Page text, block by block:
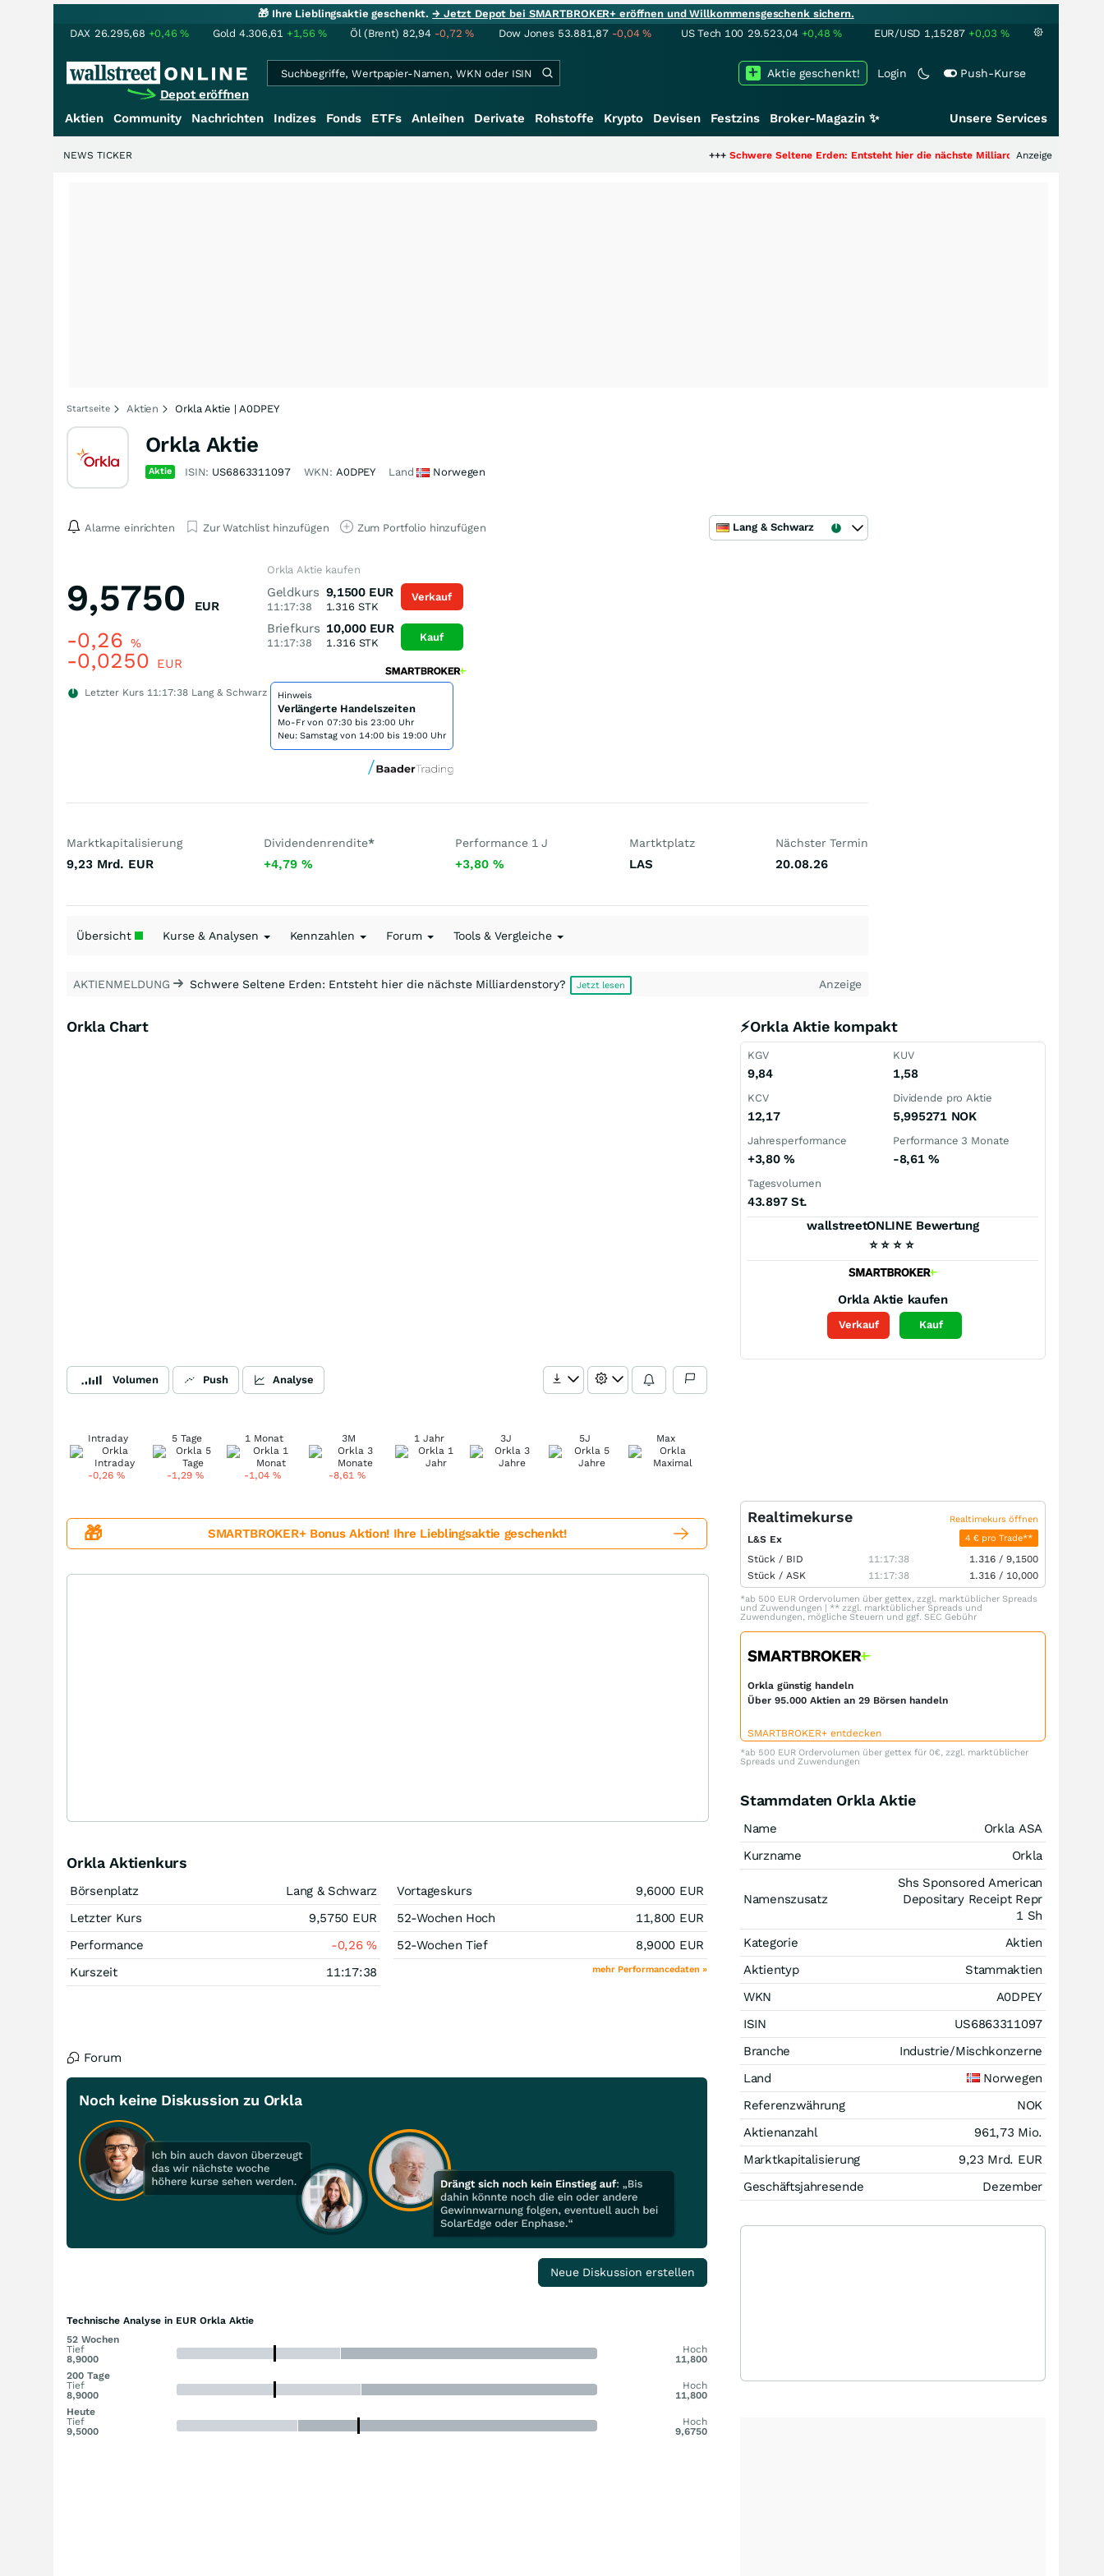
🎁 Ihre Lieblingsaktie geschenkt.→ Jetzt Depot bei SMARTBROKER+ eröffnen und Willkommensgeschenk sichern.
DAX 26.295,68 +0,46% Gold 4.306,61 +1,56% Öl (Brent) 82,94 -0,72% Dow Jones 53.881,87 -0,04% US Tech 100 29.523,04 +0,48% EUR/USD 1,15287 +0,03 %
Depot eröffnen
Login Push-Kurse
Aktie geschenkt!
Aktien Community Nachrichten Indizes Fonds ETFs Anleihen Derivate Rohstoffe Krypto Devisen Festzins Broker-Magazin ✨ Unsere Services
Schwere Seltene Erden: Entsteht hier die nächste Milliardenstory?+++
Anzeige
NEWS TICKER
Startseite Aktien Orkla Aktie | A0DPEY
Orkla Aktie
Aktie ISIN: US6863311097 WKN: A0DPEY Land Norwegen
Alarme einrichten Zur Watchlist hinzufügen Zum Portfolio hinzufügen Lang & Schwarz
9,5750 EUR
-0,26 %
-0,0250 EUR
Letzter Kurs 11:17:38 Lang & Schwarz
Orkla Aktie kaufen
Geldkurs
11:17:38
9,1500 EUR
1.316STK
Briefkurs
11:17:38
10,000 EUR
1.316STK
Verkauf
Kauf
Hinweis
Verlängerte Handelszeiten
Mo-Fr von 07:30 bis 23:00 Uhr
Neu: Samstag von 14:00 bis 19:00 Uhr
Marktkapitalisierung
9,23 Mrd. EUR
Dividendenrendite*
+4,79 %
Performance 1 J
+3,80 %
Martktplatz
LAS
Nächster Termin
20.08.26
Übersicht Kurse & Analysen Kennzahlen Forum Tools & Vergleiche
AKTIENMELDUNG Schwere Seltene Erden: Entsteht hier die nächste Milliardenstory? Jetzt lesen Anzeige
Orkla Chart
Volumen Push Analyse
Intraday
-0,26%
5 Tage
-1,29 %
1 Monat
-1,04%
3M
-8,61%
1 Jahr 3J 5J Max
⚡Orkla Aktie kompakt
KGV
9,84
KUV
1,58
KCV
12,17
Dividende pro Aktie
5,995271 NOK
Jahresperformance
+3,80%
Performance 3 Monate
-8,61%
Tagesvolumen
43.897 St.
wallstreetONLINE Bewertung
⭐ ⭐ ⭐ ⭐
Orkla Aktie kaufen
Verkauf Kauf
🎁 SMARTBROKER+ Bonus Aktion! Ihre Lieblingsaktie geschenkt!
Orkla Aktienkurs
Börsenplatz
Lang & Schwarz
Letzter Kurs
9,5750 EUR
Performance
-0,26%
Kurszeit
11:17:38
Vortageskurs 9,6000 EUR
52-Wochen Hoch
11,800 EUR
52-Wochen Tief
8,9000 EUR
mehr Performancedaten »
Forum
Noch keine Diskussion zu Orkla
Neue Diskussion erstellen
Technische Analyse in EUR Orkla Aktie
52 Wochen
Tief
8,9000
Hoch
11,800
200 Tage
Tief
8,9000
Hoch
11,800
Heute
Tief
9,5000
Hoch
9,6750
Realtimekurse Realtimekurs öffnen
L&S Ex 4 € pro Trade**
Stück / BID 11:17:38 1.316 / 9,1500
Stück / ASK 11:17:38 1.316 / 10,000
*ab 500 EUR Ordervolumen über gettex, zzgl. marktüblicher Spreads
und Zuwendungen | ** zzgl. marktüblicher Spreads und
Zuwendungen, mögliche Steuern und ggf. SEC Gebühr
Orkla günstig handeln
Über 95.000 Aktien an 29 Börsen handeln
SMARTBROKER+ entdecken
*ab 500 EUR Ordervolumen über gettex für 0€, zzgl. marktüblicher
Spreads und Zuwendungen
Stammdaten Orkla Aktie
Name
Orkla ASA
Kurzname
Orkla
Namenszusatz
Shs Sponsored American
Depositary Receipt Repr
1 Sh
Kategorie
Aktien
Aktientyp
Stammaktien
WKN
A0DPEY
ISIN
US6863311097
Branche
Industrie/Mischkonzerne
Land
Norwegen
Referenzwährung
NOK
Aktienanzahl
961,73 Mio.
Marktkapitalisierung
9,23 Mrd. EUR
Geschäftsjahresende
Dezember